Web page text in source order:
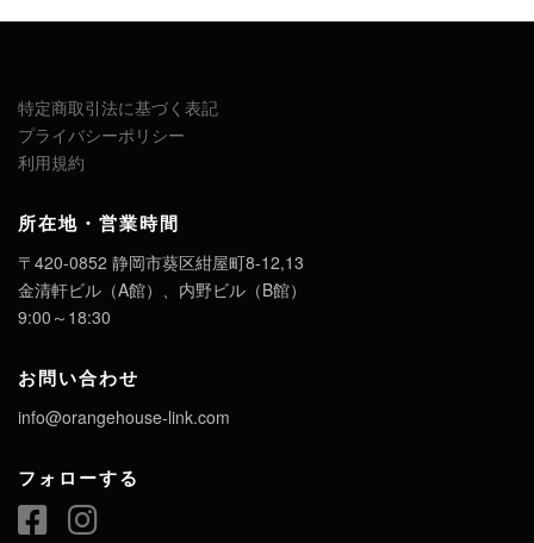
特定商取引法に基づく表記
プライバシーポリシー
利用規約
所在地・営業時間
〒420-0852 静岡市葵区紺屋町8-12,13
金清軒ビル（A館）、内野ビル（B館）
9:00～18:30
お問い合わせ
info@orangehouse-link.com
フォローする